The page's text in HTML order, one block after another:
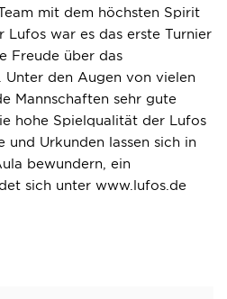
mit dem höchsten Spirit
Lufos war es das erste Turnier
Freude über das
Unter den Augen von vielen
Mannschaften sehr gute
hohe Spielqualität der Lufos
und Urkunden lassen sich in
bewundern, ein
sich unter www.lufos.de